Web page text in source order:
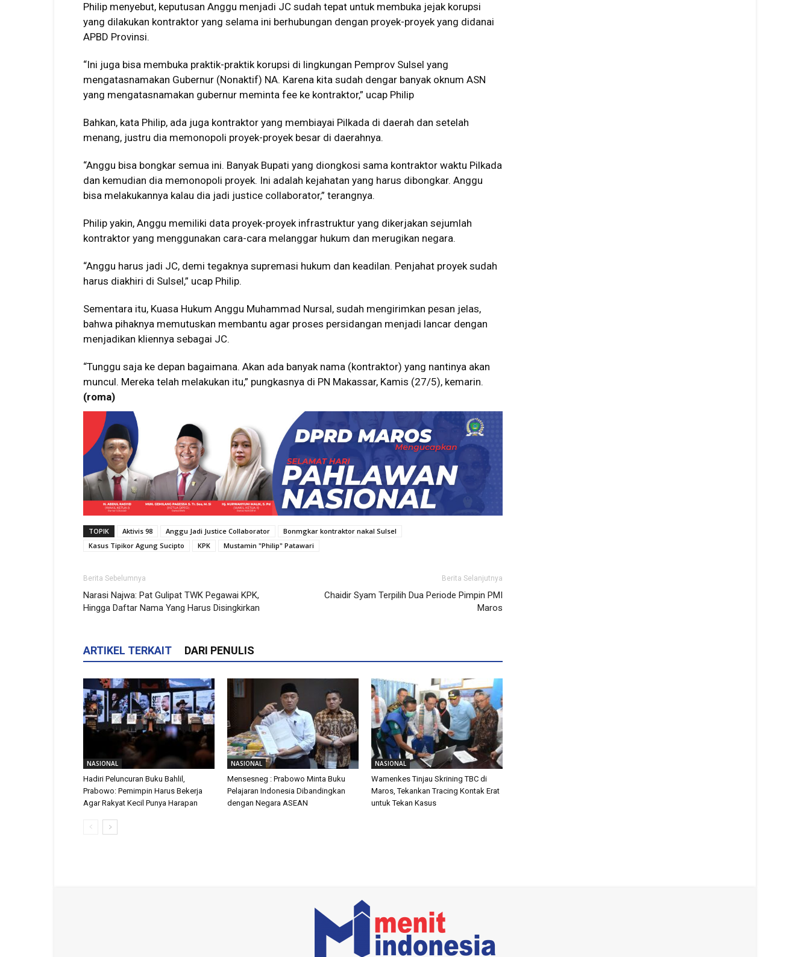
Philip menyebut, keputusan Anggu menjadi JC sudah tepat untuk membuka jejak korupsi
yang dilakukan kontraktor yang selama ini berhubungan dengan proyek-proyek yang didanai
APBD Provinsi.
“Ini juga bisa membuka praktik-praktik korupsi di lingkungan Pemprov Sulsel yang
mengatasnamakan Gubernur (Nonaktif) NA. Karena kita sudah dengar banyak oknum ASN
yang mengatasnamakan gubernur meminta fee ke kontraktor,” ucap Philip
Bahkan, kata Philip, ada juga kontraktor yang membiayai Pilkada di daerah dan setelah
menang, justru dia memonopoli proyek-proyek besar di daerahnya.
“Anggu bisa bongkar semua ini. Banyak Bupati yang diongkosi sama kontraktor waktu Pilkada
dan kemudian dia memonopoli proyek. Ini adalah kejahatan yang harus dibongkar. Anggu
bisa melakukannya kalau dia jadi justice collaborator,” terangnya.
Philip yakin, Anggu memiliki data proyek-proyek infrastruktur yang dikerjakan sejumlah
kontraktor yang menggunakan cara-cara melanggar hukum dan merugikan negara.
“Anggu harus jadi JC, demi tegaknya supremasi hukum dan keadilan. Penjahat proyek sudah
harus diakhiri di Sulsel,” ucap Philip.
Sementara itu, Kuasa Hukum Anggu Muhammad Nursal, sudah mengirimkan pesan jelas,
bahwa pihaknya memutuskan membantu agar proses persidangan menjadi lancar dengan
menjadikan kliennya sebagai JC.
“Tunggu saja ke depan bagaimana. Akan ada banyak nama (kontraktor) yang nantinya akan
muncul. Mereka telah melakukan itu,” pungkasnya di PN Makassar, Kamis (27/5), kemarin.
(roma)
TOPIK Aktivis 98 Anggu Jadi Justice Collaborator
Bonmgkar kontraktor nakal Sulsel
Kasus Tipikor Agung Sucipto
KPK Mustamin "Philip" Patawari
Berita Sebelumnya
Narasi Najwa: Pat Gulipat TWK Pegawai KPK,
Hingga Daftar Nama Yang Harus Disingkirkan
Berita Selanjutnya
Chaidir Syam Terpilih Dua Periode Pimpin PMI
Maros
ARTIKEL TERKAIT DARI PENULIS
NASIONAL
Hadiri Peluncuran Buku Bahlil,
Prabowo: Pemimpin Harus Bekerja
Agar Rakyat Kecil Punya Harapan
NASIONAL
Mensesneg : Prabowo Minta Buku
Pelajaran Indonesia Dibandingkan
dengan Negara ASEAN
NASIONAL
Wamenkes Tinjau Skrining TBC di
Maros, Tekankan Tracing Kontak Erat
untuk Tekan Kasus